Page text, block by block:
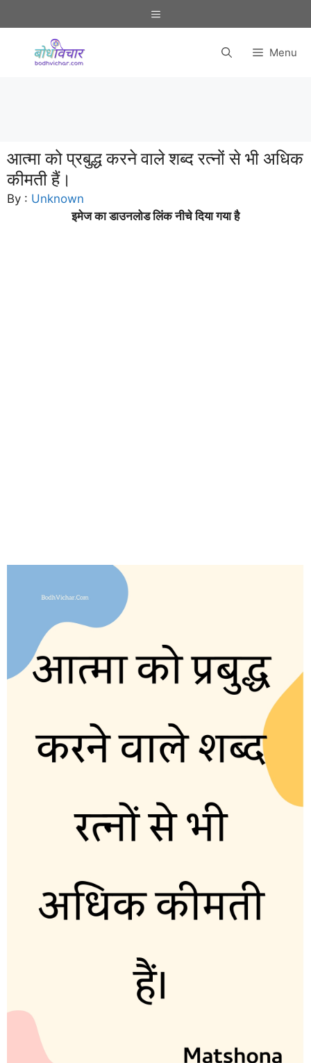
to
Menu
Menu
आत्मा को प्रबुद्ध करने वाले शब्द रत्नों से भी अधिक
कीमती हैं।
By : Unknown
इमेज का डाउनलोड लिंक नीचे दिया गया है